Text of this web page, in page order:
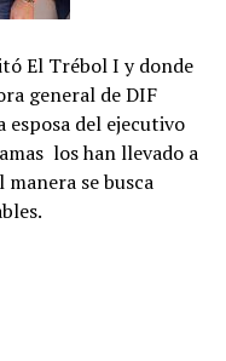
El TrébolI y donde
general de DIF
esposa del ejecutivo
los han llevado a
se busca
.